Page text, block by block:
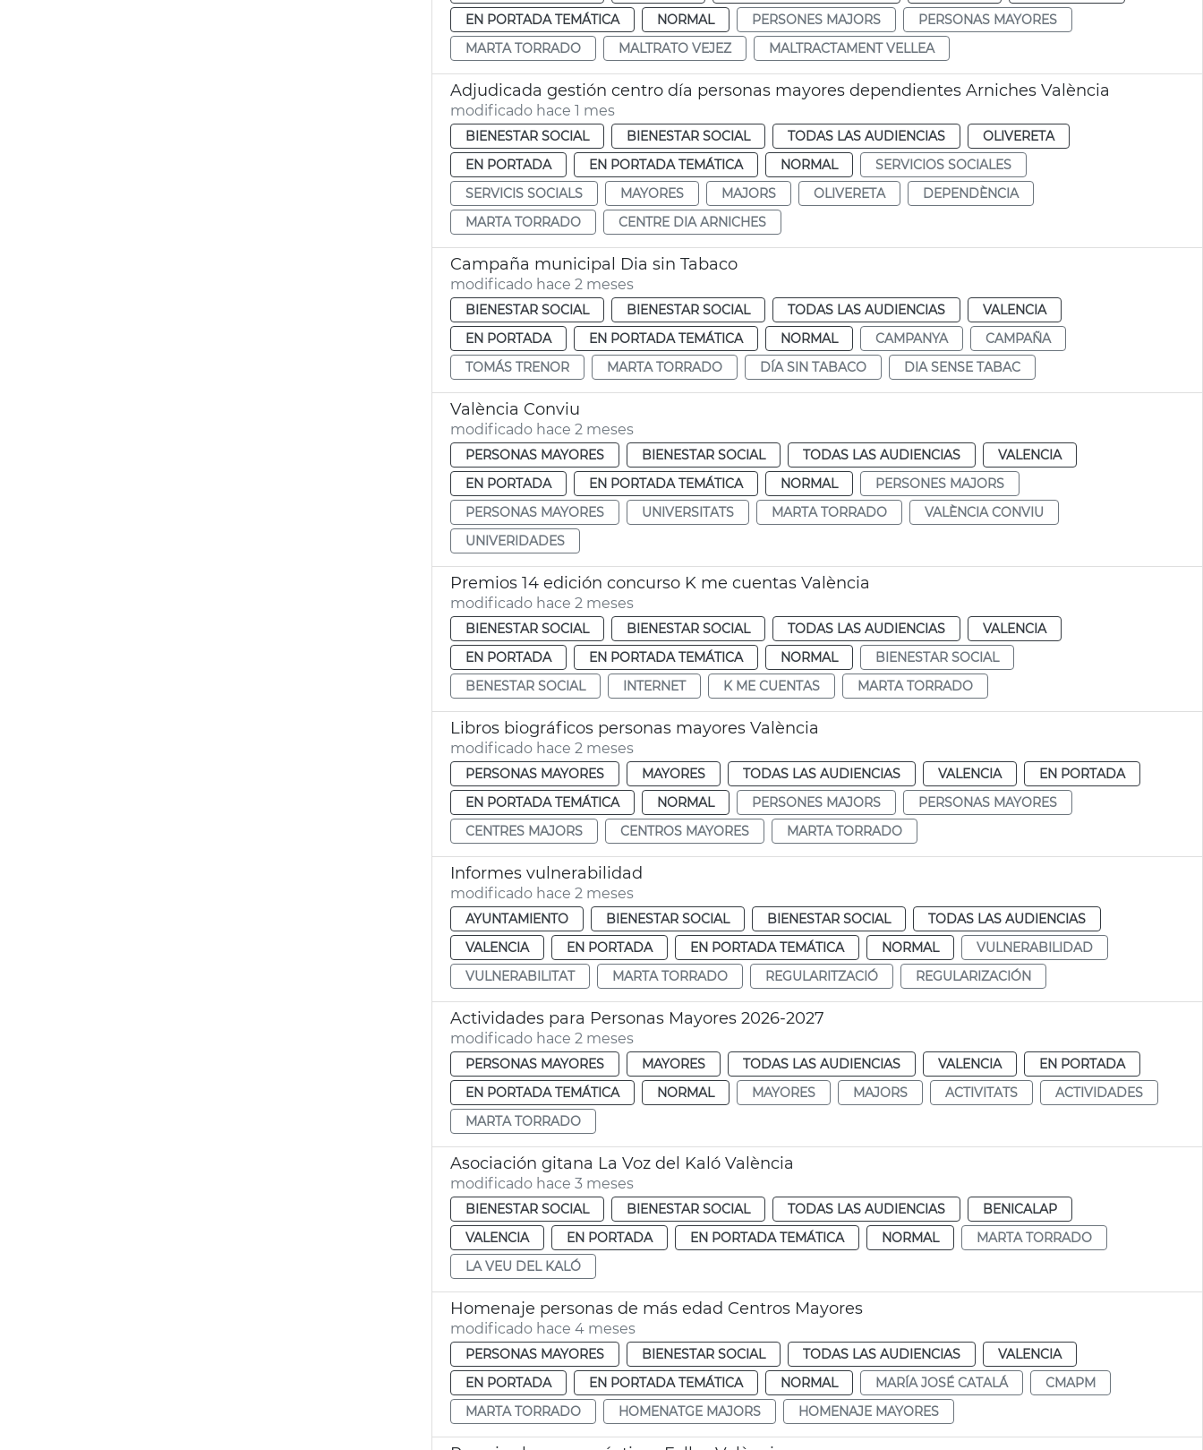
EN PORTADA TEMÁTICA
NORMAL PERSONES MAJORS
PERSONAS MAYORES
MARTA TORRADO
MALTRATO VEJEZ MALTRACTAMENT VELLEA
Adjudicada gestión centro día personas mayores dependientes Arniches València
modificado hace 1 mes
BIENESTAR SOCIAL BIENESTAR SOCIAL TODAS LAS AUDIENCIAS
OLIVERETA
EN PORTADA
EN PORTADA TEMÁTICA NORMAL
SERVICIOS SOCIALES
SERVICIS SOCIALS
MAYORES MAJORS OLIVERETA
DEPENDÈNCIA
MARTA TORRADO
CENTRE DIA ARNICHES
Campaña municipal Dia sin Tabaco
modificado hace 2 meses
BIENESTAR SOCIAL BIENESTAR SOCIAL TODAS LAS AUDIENCIAS
VALENCIA
EN PORTADA
EN PORTADA TEMÁTICA NORMAL CAMPANYA
CAMPAÑA
TOMÁS TRENOR
MARTA TORRADO DÍA SIN TABACO DIA SENSE TABAC
València Conviu
modificado hace 2 meses
PERSONAS MAYORES BIENESTAR SOCIAL TODAS LAS AUDIENCIAS
VALENCIA
EN PORTADA
EN PORTADA TEMÁTICA NORMAL
PERSONES MAJORS
PERSONAS MAYORES
UNIVERSITATS MARTA TORRADO
VALÈNCIA CONVIU
UNIVERIDADES
Premios 14 edición concurso K me cuentas València
modificado hace 2 meses
BIENESTAR SOCIAL BIENESTAR SOCIAL TODAS LAS AUDIENCIAS
VALENCIA
EN PORTADA
EN PORTADA TEMÁTICA NORMAL
BIENESTAR SOCIAL
BENESTAR SOCIAL
INTERNET K ME CUENTAS MARTA TORRADO
Libros biográficos personas mayores València
modificado hace 2 meses
PERSONAS MAYORES MAYORES TODAS LAS AUDIENCIAS VALENCIA
EN PORTADA
EN PORTADA TEMÁTICA
NORMAL PERSONES MAJORS
PERSONAS MAYORES
CENTRES MAJORS
CENTROS MAYORES MARTA TORRADO
Informes vulnerabilidad
modificado hace 2 meses
AYUNTAMIENTO BIENESTAR SOCIAL BIENESTAR SOCIAL
TODAS LAS AUDIENCIAS
VALENCIA
EN PORTADA EN PORTADA TEMÁTICA NORMAL
VULNERABILIDAD
VULNERABILITAT
MARTA TORRADO REGULARITZACIÓ REGULARIZACIÓN
Actividades para Personas Mayores 2026-2027
modificado hace 2 meses
PERSONAS MAYORES MAYORES TODAS LAS AUDIENCIAS VALENCIA
EN PORTADA
EN PORTADA TEMÁTICA
NORMAL MAYORES MAJORS ACTIVITATS
ACTIVIDADES
MARTA TORRADO
Asociación gitana La Voz del Kaló València
modificado hace 3 meses
BIENESTAR SOCIAL BIENESTAR SOCIAL TODAS LAS AUDIENCIAS
BENICALAP
VALENCIA
EN PORTADA EN PORTADA TEMÁTICA NORMAL
MARTA TORRADO
LA VEU DEL KALÓ
Homenaje personas de más edad Centros Mayores
modificado hace 4 meses
PERSONAS MAYORES BIENESTAR SOCIAL TODAS LAS AUDIENCIAS
VALENCIA
EN PORTADA
EN PORTADA TEMÁTICA NORMAL MARÍA JOSÉ CATALÁ
CMAPM
MARTA TORRADO
HOMENATGE MAJORS HOMENAJE MAYORES